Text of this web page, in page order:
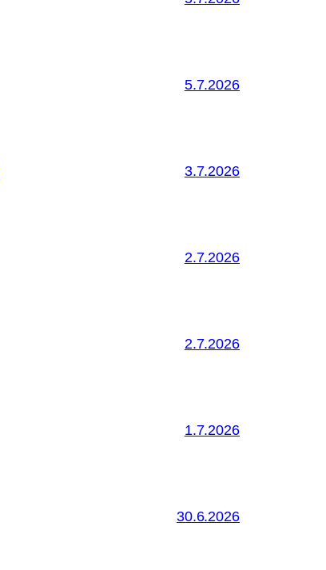
5.7.2026
3.7.2026
2.7.2026
2.7.2026
1.7.2026
30.6.2026